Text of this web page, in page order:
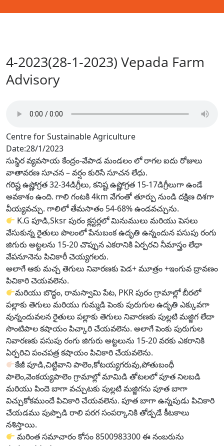
4-2023(28-1-2023) Vepada Farm
Advisory
Centre for Sustainable Agriculture
Date:28/1/2023
సుస్థిర వ్యవసాయ కేంద్రం-వేపాడ మండలం లో రాగల ఐదు రోజులు
వాతావరణ సూచన – వర్షం కురిసే సూచన లేధు.
గరిష్ట ఉష్ణోగ్రత 32-34డిగ్రీలు, కనిష్ట ఉష్ణోగ్రత 15-17డిగ్రీలుగా ఉండే
అవకాశం ఉంది. గాలి గంటకి 4km వేగంతో తూర్పు నుండి దక్షిణ దిశగా
వీయ్యవచ్చు. గాలిలో తేమసాతం 54-68% ఉండవచ్చును.
K.G పూడి,Sksr పురం క్లస్టర్లలో మినుములు మరియు పెసలు
వేసుకున్న రైతులు పొలంలో పేనుబంక ఉదృతి ఉన్నందున పసుపు రంగు
జిగురు అట్టలను 15-20 చొప్పున ఎకరానికి ఏర్పరచి నీమాస్త్రం లేధా
వేపనూనెను పిచికారీ చెయ్యగలరు.
అలాగే ఆకు మచ్చ తెగులు నివారణకు పెడ+ మూత్రం +ఇంగువ ద్రావణం
పిచికారి చెయవలెను.
మరియు బొద్ధం, రామస్వామి పేట, PKR పురం గ్రామాల్లో బీరలో
పల్లాకు తెగులు మరియు గుమ్మడి పెంకు పురుగుల ఉదృతి ఎక్కువగా
వున్నందువలన రైతులు పల్లాకు తెగులు నివారణకు పుల్లటి మజ్జిగ లేదా
సొంటిపాల కషాయం పిచ్కారి చేయవలెను. అలాగే పెంకు పురుగుల
నివారణకు పసుపు రంగు జిగురు అట్టలును 15-20 వరకు ఎకరానికి
ఏర్పరిచి పంచపత్ర కషాయం పిచికారి చేయవలెను.
కేజీ పూడి,చిట్టివాని పాలెం,కోటయ్యగరువు,పోతుబంధీ
పాలెం,వెంకయ్యపాలెం గ్రామాల్లో మామిడి తోటలలో పూత నిలబడి
మరియు పిందె బాగా వచ్చుటకు పుల్లటి మజ్జిగను పూత బాగా
విచ్చుకోకముందే పిచికారి చేయవలెను. పూత బాగా ఉన్నపుడు పిచికారి
చేయడము పుప్పొడి రాలి పరగ సంపర్కానికి తోడ్పడే కీటకాలు
నశిస్తాయి.
మరింత సమాచారం కోసం 8500983300 ఈ నంబరును